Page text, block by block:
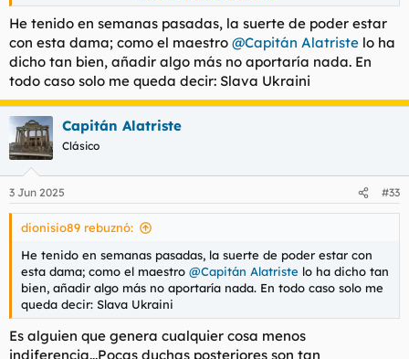
La tentación me llevaba a hacer comparaciones sobre su
"explosividad" pero hubieran sido completamente
inapropiadas.
Nacionalidad: Ucrania
Forma de Contacto: Whattsapp
Fecha aproximada: Esta Semana
Telegram:
Lugar: C/Menorca
Higiene: Perfecta
Precio: 100€ 45min
Edad: veintimuchos o treintaninguno?
Cara: Guapa,
Pelo: Rubio
Cuerpo: Fitness total
Pecho: Operado pero atractivo
Culo: Firme y prieto
Piercings y tattos: Tattoos que acompañan su forma de ser.
Defectos corporales: Ese cuerpo no se lo ha dado Dios, es su
pleno y puro trabajo.
Actitud: Proactiva
He tenido en semanas pasadas, la suerte de poder estar
con esta dama; como el maestro @Capitán Alatriste lo ha
dicho tan bien, añadir algo más no aportaría nada. En
todo caso solo me queda decir: Slava Ukraini
Capitán Alatriste
Clásico
3 Jun 2025 #33
dionisio89 rebuznó:
He tenido en semanas pasadas, la suerte de poder estar con
esta dama; como el maestro @Capitán Alatriste lo ha dicho tan
bien, añadir algo más no aportaría nada. En todo caso solo me
queda decir: Slava Ukraini
Es alguien que genera cualquier cosa menos
indiferencia...Pocas duchas posteriores son tan